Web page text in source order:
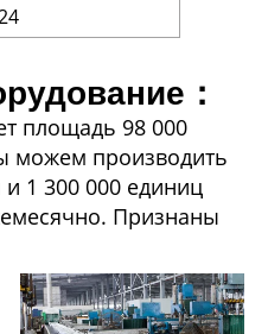
：
площадь 98 000
можем производить
1 300 000 единиц
Признаны